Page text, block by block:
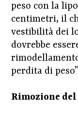
peso con la
centimetri, il
vestibilità dei
dovrebbe
perdita di
Rimozione